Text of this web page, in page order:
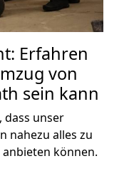
Erfahren
von
sein kann
dass unser
nahezu alles zu
anbieten können.